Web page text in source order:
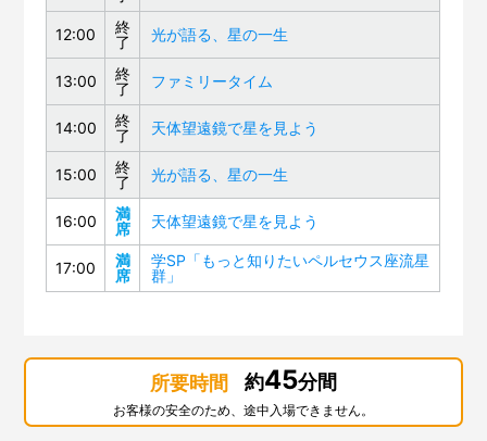
12:00
終
了
光が語る、星の一生
13:00
終
了
ファミリータイム
14:00
終
了
天体望遠鏡で星を見よう
15:00
終
了
光が語る、星の一生
16:00
満
席
天体望遠鏡で星を見よう
17:00
満
席
学SP「もっと知りたいペルセウス座流星
群」
所要時間 約45分間
お客様の安全のため、途中入場できません。